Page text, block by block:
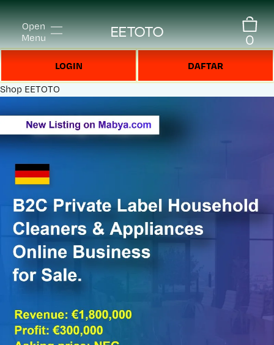
Open
Menu
EETOTO 0
LOGIN DAFTAR
Shop EETOTO